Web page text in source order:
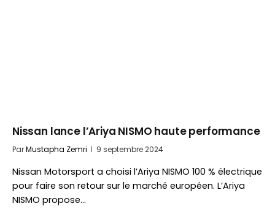
Nissan lance l’Ariya NISMO haute performance
ParMustapha Zemri 9 septembre 2024
Nissan Motorsport a choisi l’Ariya NISMO 100 % électrique
pour faire son retour sur le marché européen. L’Ariya
NISMO propose…